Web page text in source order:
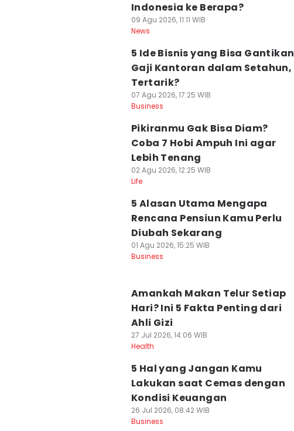
Indonesia ke Berapa?
09 Agu 2026, 11:11 WIB
News
5 Ide Bisnis yang Bisa Gantikan
Gaji Kantoran dalam Setahun,
Tertarik?
07 Agu 2026, 17:25 WIB
Business
Pikiranmu Gak Bisa Diam?
Coba 7 Hobi Ampuh Ini agar
Lebih Tenang
02 Agu 2026, 12:25 WIB
Life
5 Alasan Utama Mengapa
Rencana Pensiun Kamu Perlu
Diubah Sekarang
01 Agu 2026, 15:25 WIB
Business
Amankah Makan Telur Setiap
Hari? Ini 5 Fakta Penting dari
Ahli Gizi
27 Jul 2026, 14:06 WIB
Health
5 Hal yang Jangan Kamu
Lakukan saat Cemas dengan
Kondisi Keuangan
26 Jul 2026, 08:42 WIB
Business